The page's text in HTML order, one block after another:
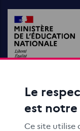
ACTIONS
FORMATION
RESSOURCES
Le
est
Ce site utilise